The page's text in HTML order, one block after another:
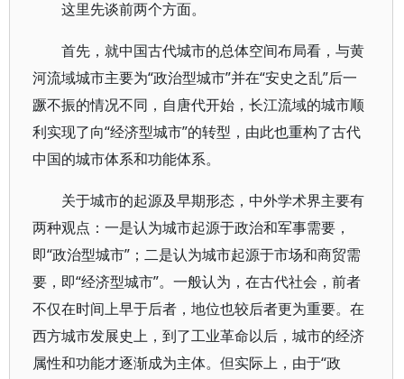
这里先谈前两个方面。
首先，就中国古代城市的总体空间布局看，与黄
河流域城市主要为“政治型城市”并在“安史之乱”后一
蹶不振的情况不同，自唐代开始，长江流域的城市顺
利实现了向“经济型城市”的转型，由此也重构了古代
中国的城市体系和功能体系。
关于城市的起源及早期形态，中外学术界主要有
两种观点：一是认为城市起源于政治和军事需要，
即“政治型城市”；二是认为城市起源于市场和商贸需
要，即“经济型城市”。一般认为，在古代社会，前者
不仅在时间上早于后者，地位也较后者更为重要。在
西方城市发展史上，到了工业革命以后，城市的经济
属性和功能才逐渐成为主体。但实际上，由于“政